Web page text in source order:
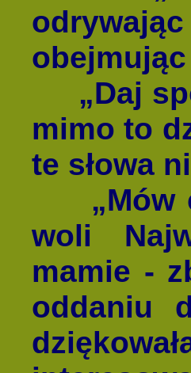
„Daj
mimo to
te słowa
„Mów
woli
mamie -
oddaniu